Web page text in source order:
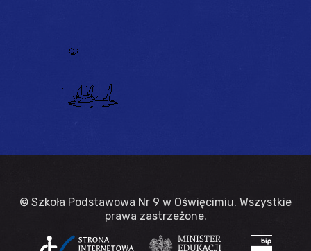
© Szkoła Podstawowa Nr 9 w Oświęcimiu. Wszystkie
prawa zastrzeżone.